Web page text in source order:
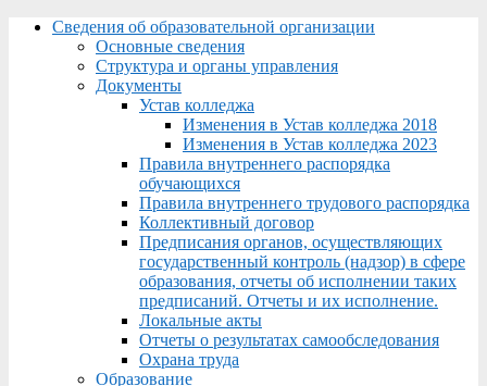
Menu
Сведения об образовательной организации
Основные сведения
Структура и органы управления
Документы
Устав колледжа
Изменения в Устав колледжа 2018
Изменения в Устав колледжа 2023
Правила внутреннего распорядка
обучающихся
Правила внутреннего трудового распорядка
Коллективный договор
Предписания органов, осуществляющих
государственный контроль (надзор) в сфере
образования, отчеты об исполнении таких
предписаний. Отчеты и их исполнение.
Локальные акты
Отчеты о результатах самообследования
Охрана труда
Образование